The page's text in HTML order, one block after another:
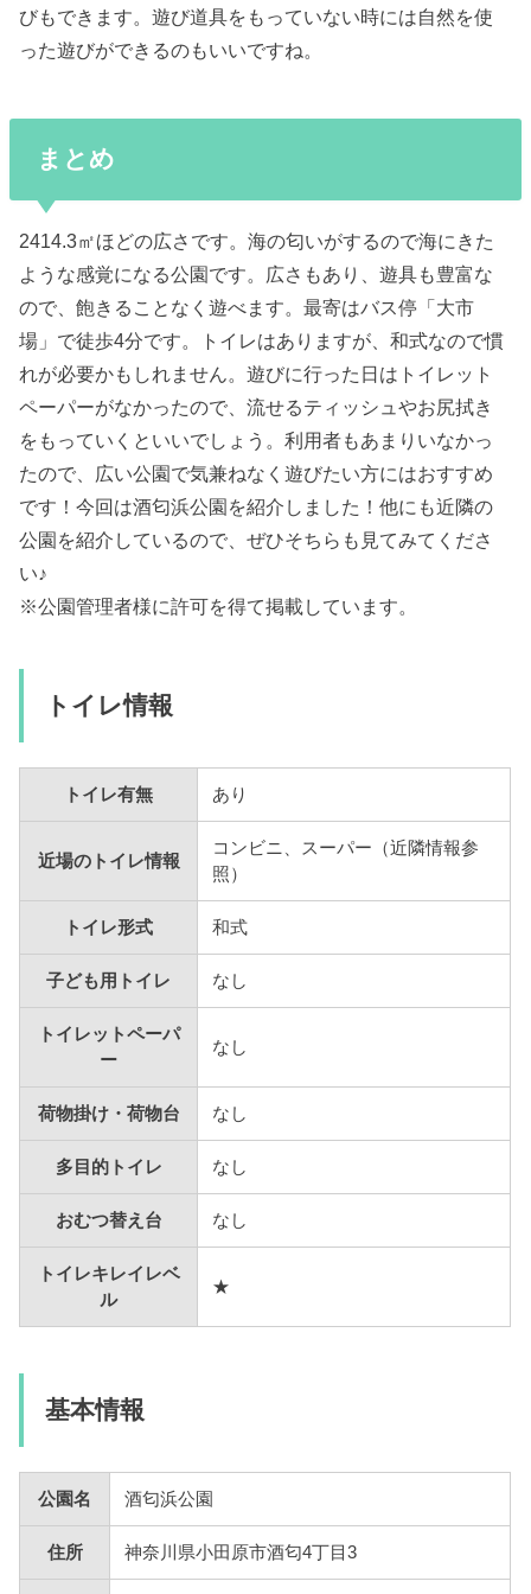
びもできます。遊び道具をもっていない時には自然を使
った遊びができるのもいいですね。
まとめ
2414.3㎡ほどの広さです。海の匂いがするので海にきた
ような感覚になる公園です。広さもあり、遊具も豊富な
ので、飽きることなく遊べます。最寄はバス停「大市
場」で徒歩4分です。トイレはありますが、和式なので慣
れが必要かもしれません。遊びに行った日はトイレット
ペーパーがなかったので、流せるティッシュやお尻拭き
をもっていくといいでしょう。利用者もあまりいなかっ
たので、広い公園で気兼ねなく遊びたい方にはおすすめ
です！今回は酒匂浜公園を紹介しました！他にも近隣の
公園を紹介しているので、ぜひそちらも見てみてくださ
い♪
※公園管理者様に許可を得て掲載しています。
トイレ情報
トイレ有無 あり
近場のトイレ情報
コンビニ、スーパー（近隣情報参
照）
トイレ形式 和式
子ども用トイレ なし
トイレットペーパ
ー
なし
荷物掛け・荷物台 なし
多目的トイレ なし
おむつ替え台 なし
トイレキレイレベ
ル
★
基本情報
公園名 酒匂浜公園
住所 神奈川県小田原市酒匂4丁目3